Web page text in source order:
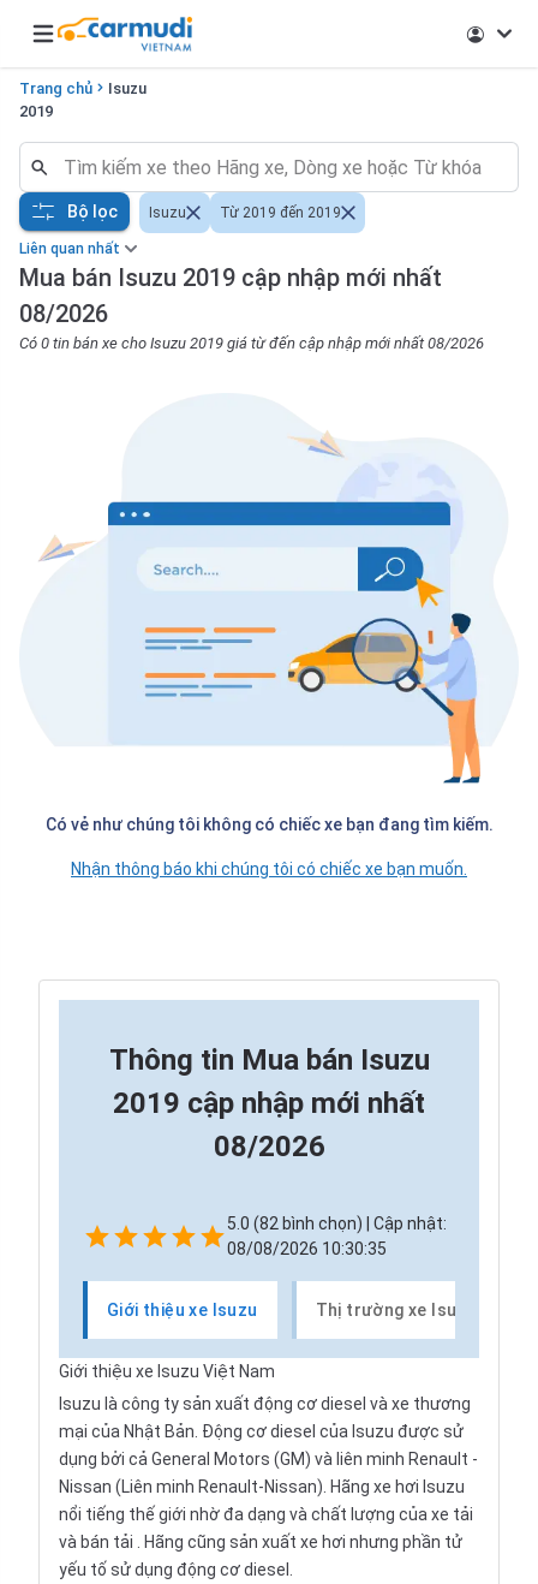
Open main menu
Trang chủ
Isuzu
2019
Liên quan nhất
Mua bán Isuzu 2019 cập nhập mới nhất
08/2026
Có 0 tin bán xe cho Isuzu 2019 giá từ đến cập nhập mới nhất 08/2026
Bộ lọc Isuzu Từ 2019 đến 2019
Có vẻ như chúng tôi không có chiếc xe bạn đang tìm kiếm.
Nhận thông báo khi chúng tôi có chiếc xe bạn muốn.
Thông tin Mua bán Isuzu
2019 cập nhập mới nhất
08/2026
5.0 (82 bình chọn) | Cập nhật:
08/08/2026 10:30:35
Giới thiệu xe Isuzu Thị trường xe Isuzu
Giới thiệu xe Isuzu Việt Nam
Isuzu là công ty sản xuất động cơ diesel và xe thương
mại của Nhật Bản. Động cơ diesel của Isuzu được sử
dụng bởi cả General Motors (GM) và liên minh Renault -
Nissan (Liên minh Renault-Nissan). Hãng xe hơi Isuzu
nổi tiếng thế giới nhờ đa dạng và chất lượng củaxe tải
và bán tải . Hãng cũng sản xuất xe hơi nhưng phần tử
yếu tố sử dụng động cơ diesel.